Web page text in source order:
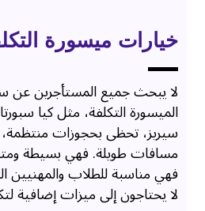
خيارات ميسورة
لا يبحث جميع المستأجرين عن
سيريز، تحظى بحجوزات
مسافات طويلة. فهي بسيطة
فهي مناسبة للطلاب والمهنيين
لا يحتاجون إلى ميزات إضافية